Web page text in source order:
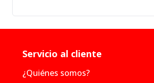
Servicio al cliente
¿Quiénes somos?